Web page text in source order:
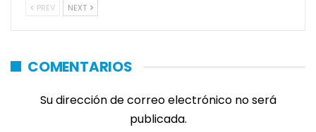
PREV NEXT
COMENTARIOS
Su dirección de correo electrónico no será
publicada.